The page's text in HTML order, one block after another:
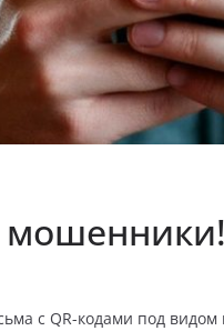
с QR-кодами под видом